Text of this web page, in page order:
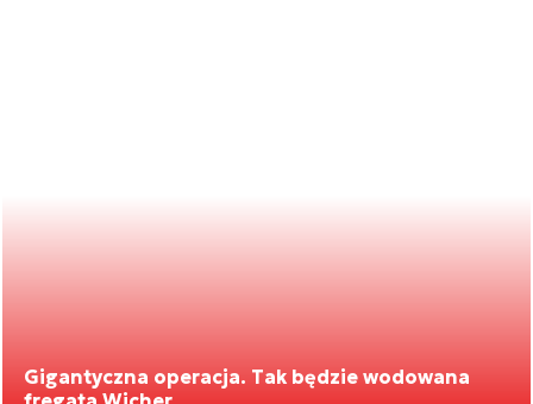
Gigantyczna operacja. Tak będzie wodowana